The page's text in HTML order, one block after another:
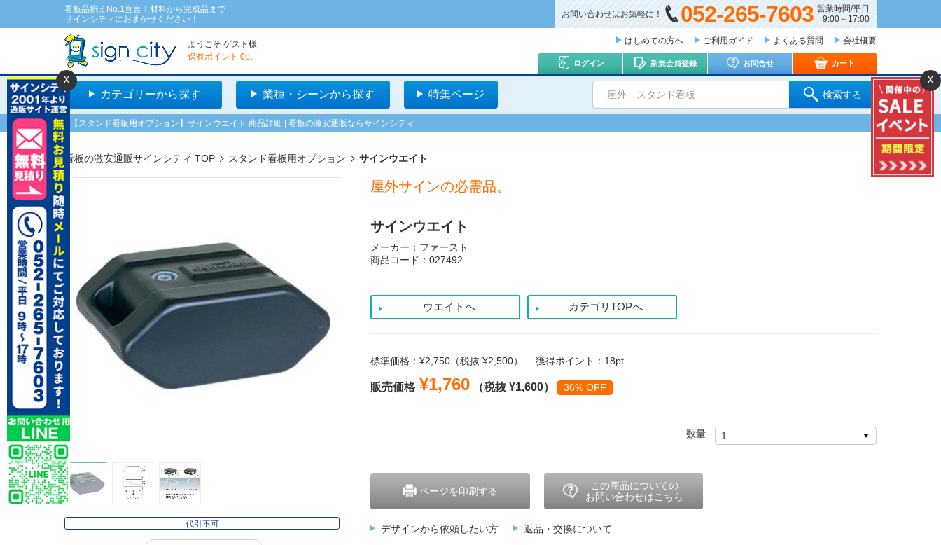
看板品揃えNo.1宣言！材料から完成品まで
サインシティにおまかせください！
お問い合わせはお気軽に！ 052-265-7603 営業時間/平日
9:00～17:00
ようこそ ゲスト 様
保有ポイント 0pt
はじめての方へ ご利用ガイド よくある質問 会社概要
ログイン 新規会員登録 お問合せ カート
カテゴリーから探す 業種・シーンから探す 特集ページ 屋外 スタンド看板 検索する
【スタンド看板用オプション】サインウエイト 商品詳細 | 看板の激安通販ならサインシティ
看板の激安通販サインシティ TOP スタンド看板用オプション サインウエイト
代引不可
屋外サインの必需品。
サインウエイト
メーカー：ファースト
商品コード：027492
ウエイトへ カテゴリTOPへ
標準価格：¥2,750（税抜 ¥2,500） 獲得ポイント：18pt
販売価格 ¥1,760 （税抜 ¥1,600） 36% OFF
数量
ページを印刷する
この商品についての
お問い合わせはこちら
デザインから依頼したい方 返品・交換について
x
x